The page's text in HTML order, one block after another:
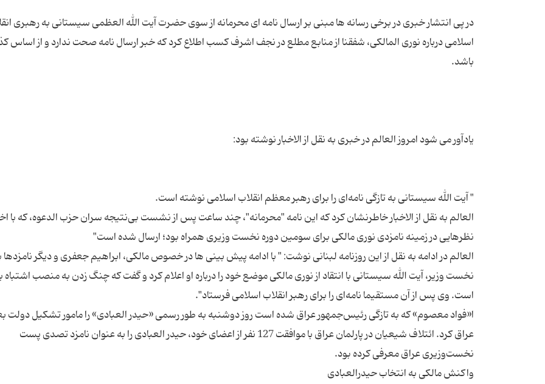
در پی انتشار خبری در برخی رسانه ها مبنی بر ارسال نامه ای محرمانه از سوی حضرت آیت الله العظمی سیستانی به رهبری
اسلامی درباره نوری المالکی، شفقنا از منابع مطلع در نجف اشرف کسب اطلاع کرد که خبر ارسال نامه صحت ندارد و از اساس
العالم به نقل از الاخبار خاطرنشان کرد که این نامه "محرمانه"، چند ساعت پس از نشست بی‌نتیجه سران حزب الدعوه، که با
العالم در ادامه به نقل از این روزنامه لبنانی نوشت: " با ادامه پیش بینی ها در خصوص مالکی، ابراهیم جعفری و دیگر نامزدها
نخست وزیر، آیت الله سیستانی با انتقاد از نوری مالکی موضع خود را درباره او اعلام کرد و گفت که چنگ زدن به منصب اشتباه
ا«فواد معصوم» که به تازگی رئیس‌جمهور عراق شده است روز دوشنبه به طور رسمی «حیدر العبادی» را مامور تشکیل دولت
عراق کرد. ائتلاف شیعیان در پارلمان عراق با موافقت 127 نفر از اعضای خود، حیدر العبادی را به عنوان نامزد تصدی پست